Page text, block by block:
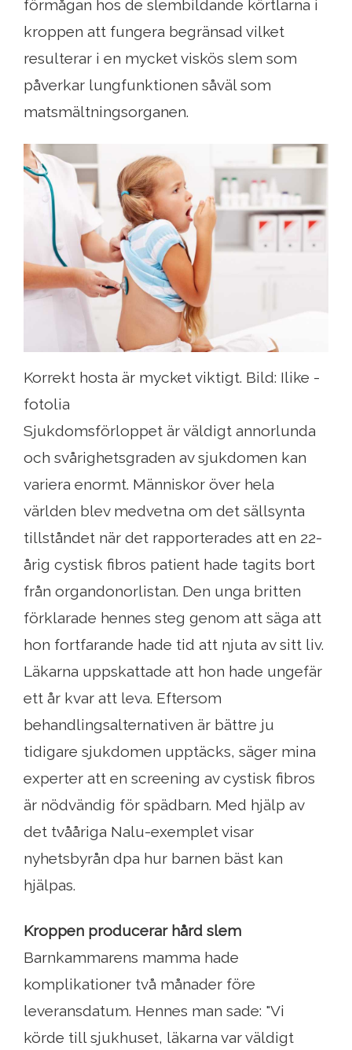
förmågan hos de slembildande körtlarna i
kroppen att fungera begränsad vilket
resulterar i en mycket viskös slem som
påverkar lungfunktionen såväl som
matsmältningsorganen.
Korrekt hosta är mycket viktigt. Bild: Ilike -
fotolia
Sjukdomsförloppet är väldigt annorlunda
och svårighetsgraden av sjukdomen kan
variera enormt. Människor över hela
världen blev medvetna om det sällsynta
tillståndet när det rapporterades att en 22-
årig cystisk fibros patient hade tagits bort
från organdonorlistan. Den unga britten
förklarade hennes steg genom att säga att
hon fortfarande hade tid att njuta av sitt liv.
Läkarna uppskattade att hon hade ungefär
ett år kvar att leva. Eftersom
behandlingsalternativen är bättre ju
tidigare sjukdomen upptäcks, säger mina
experter att en screening av cystisk fibros
är nödvändig för spädbarn. Med hjälp av
det tvååriga Nalu-exemplet visar
nyhetsbyrån dpa hur barnen bäst kan
hjälpas.
Kroppen producerar hård slem
Barnkammarens mamma hade
komplikationer två månader före
leveransdatum. Hennes man sade: "Vi
körde till sjukhuset, läkarna var väldigt